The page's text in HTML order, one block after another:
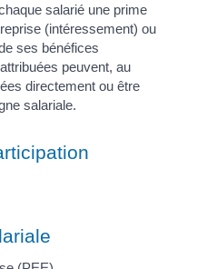
salarié une prime
(intéressement) ou
ses bénéfices
peuvent, au
directement ou être
salariale.